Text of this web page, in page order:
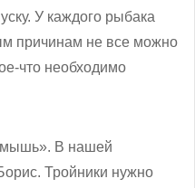
У каждого рыбака
причинам не все можно
что необходимо
В нашей
Тройники нужно